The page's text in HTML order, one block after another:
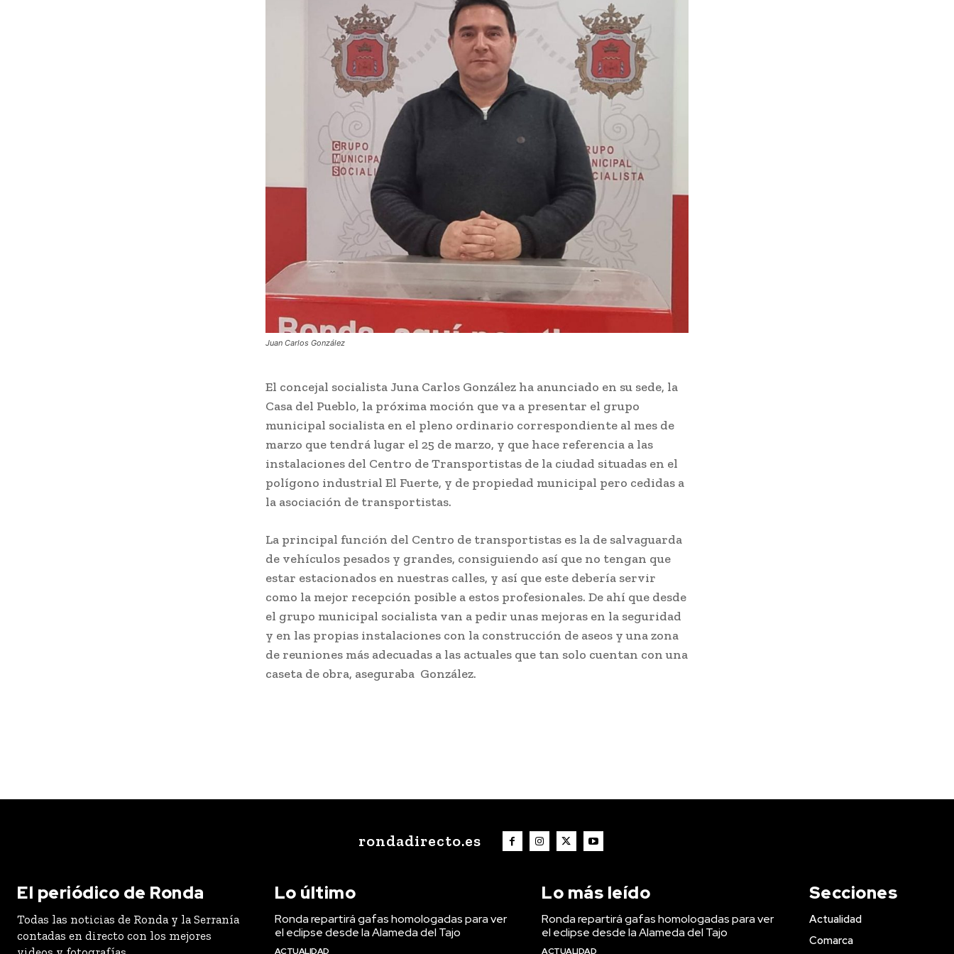
Juan Carlos González
El concejal socialista Juna Carlos González ha anunciado en su sede, la
Casa del Pueblo, la próxima moción que va a presentar el grupo
municipal socialista en el pleno ordinario correspondiente al mes de
marzo que tendrá lugar el 25 de marzo, y que hace referencia a las
instalaciones del Centro de Transportistas de la ciudad situadas en el
polígono industrial El Fuerte, y de propiedad municipal pero cedidas a
la asociación de transportistas.
La principal función del Centro de transportistas es la de salvaguarda
de vehículos pesados y grandes, consiguiendo así que no tengan que
estar estacionados en nuestras calles, y así que este debería servir
como la mejor recepción posible a estos profesionales. De ahí que desde
el grupo municipal socialista van a pedir unas mejoras en la seguridad
y en las propias instalaciones con la construcción de aseos y una zona
de reuniones más adecuadas a las actuales que tan solo cuentan con una
caseta de obra, aseguraba González.
rondadirecto.es
El periódico de Ronda
Todas las noticias de Ronda y la Serranía
contadas en directo con los mejores
Lo último
Ronda repartirá gafas homologadas para ver
el eclipse desde la Alameda del Tajo
ACTUALIDAD
Lo más leído
Ronda repartirá gafas homologadas para ver
el eclipse desde la Alameda del Tajo
ACTUALIDAD
Secciones
Actualidad
Comarca